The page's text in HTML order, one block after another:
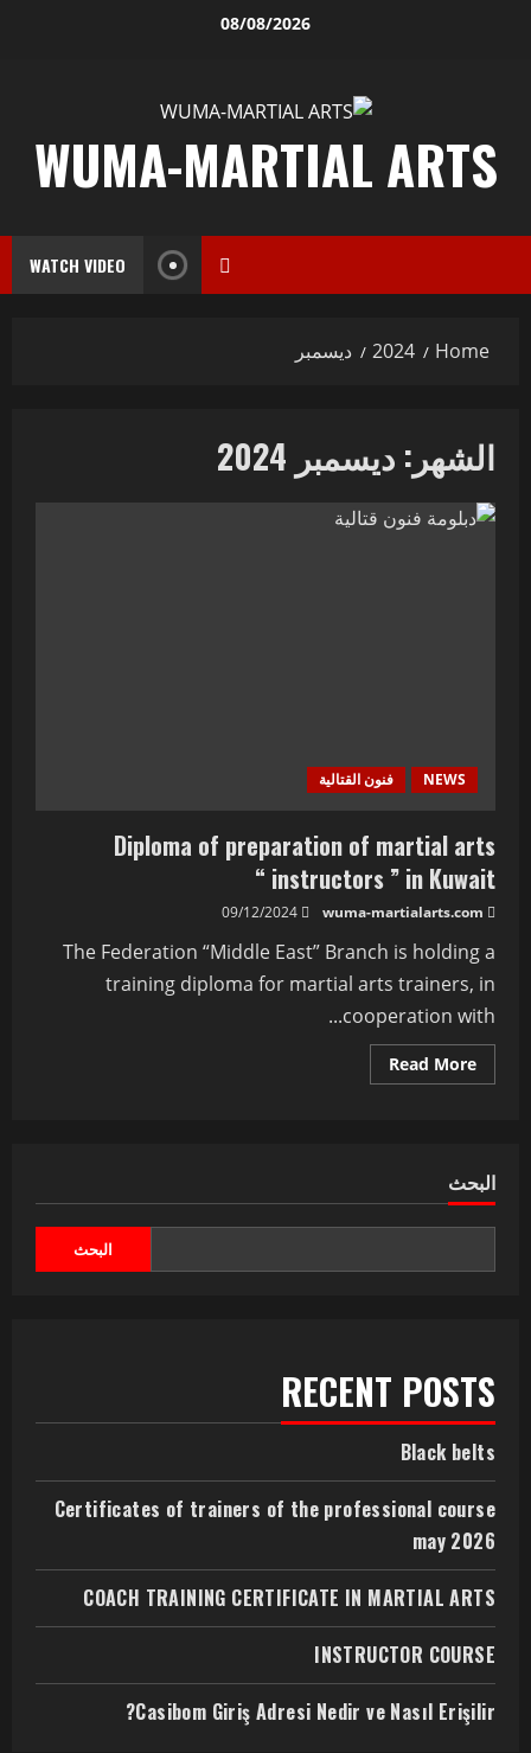
08/08/2026
WUMA-MARTIAL ARTS
WATCH VIDEO
Home
2024 ديسمبر
الشهر: ديسمبر 2024
NEWS فنون القتالية
Diploma of preparation of martial arts
instructors ” in Kuwait “
wuma-martialarts.com
The Federation “Middle East” Branch is holding a
training diploma for martial arts trainers, in
cooperation with...
Read More
البحث
البحث
RECENT POSTS
Black belts
Certificates of trainers of the professional course
may 2026
COACH TRAINING CERTIFICATE IN MARTIAL ARTS
INSTRUCTOR COURSE
Casibom Giriş Adresi Nedir ve Nasıl Erişilir?